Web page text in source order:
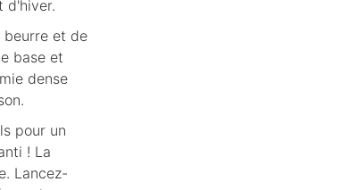
d'hiver.
beurre et de
base et
dense
pour un
! La
Lancez-